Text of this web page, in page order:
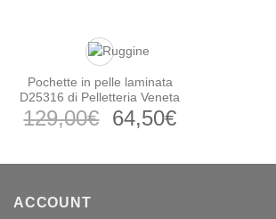
Pochette in pelle laminata
D25316 di Pelletteria Veneta
129,00€ Il
originale
64,50€Il
attuale
ACCOUNT